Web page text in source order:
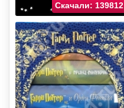
Скачали: 139812